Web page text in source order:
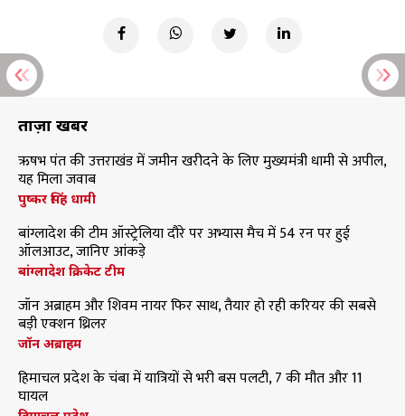
ताज़ा खबरें
ऋषभ पंत की उत्तराखंड में जमीन खरीदने के लिए मुख्यमंत्री धामी से अपील,
यह मिला जवाब
पुष्कर सिंह धामी
बांग्लादेश की टीम ऑस्ट्रेलिया दौरे पर अभ्यास मैच में 54 रन पर हुई
ऑलआउट, जानिए आंकड़े
बांग्लादेश क्रिकेट टीम
जॉन अब्राहम और शिवम नायर फिर साथ, तैयार हो रही करियर की सबसे
बड़ी एक्शन थ्रिलर
जॉन अब्राहम
हिमाचल प्रदेश के चंबा में यात्रियों से भरी बस पलटी, 7 की मौत और 11
घायल